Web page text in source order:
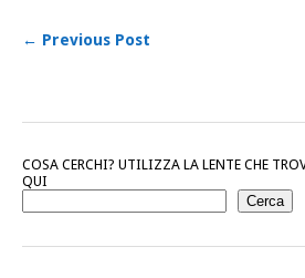
← Previous Post
COSA CERCHI? UTILIZZA LA LENTE CHE
QUI
Cerca